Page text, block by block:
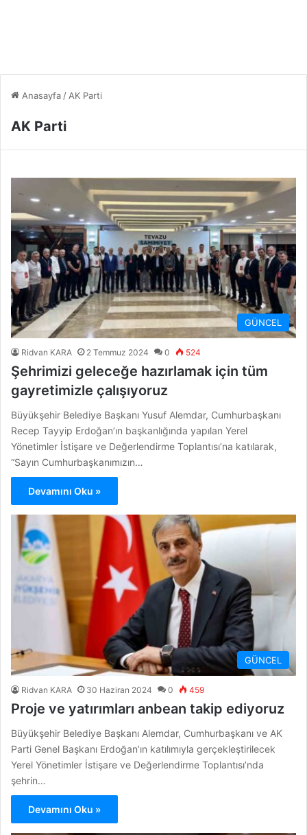
Anasayfa / AK Parti
AK Parti
GÜNCEL
Ridvan KARA 2 Temmuz 2024 0 524
Şehrimizi geleceğe hazırlamak için tüm
gayretimizle çalışıyoruz
Büyükşehir Belediye Başkanı Yusuf Alemdar, Cumhurbaşkanı
Recep Tayyip Erdoğan’ın başkanlığında yapılan Yerel
Yönetimler İstişare ve Değerlendirme Toplantısı’na katılarak,
“Sayın Cumhurbaşkanımızın…
Devamını Oku »
GÜNCEL
Ridvan KARA 30 Haziran 2024 0 459
Proje ve yatırımları anbean takip ediyoruz
Büyükşehir Belediye Başkanı Alemdar, Cumhurbaşkanı ve AK
Parti Genel Başkanı Erdoğan’ın katılımıyla gerçekleştirilecek
Yerel Yönetimler İstişare ve Değerlendirme Toplantısı’nda
şehrin…
Devamını Oku »